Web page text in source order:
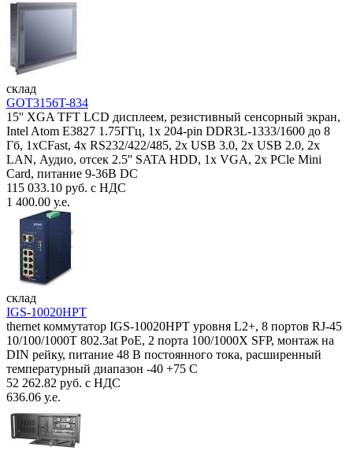
склад
GOT3156T-834
15'' XGA TFT LCD дисплеем, резистивный сенсорный экран,
Intel Atom E3827 1.75ГГц, 1x 204-pin DDR3L-1333/1600 до 8
Гб, 1xCFast, 4x RS232/422/485, 2x USB 3.0, 2x USB 2.0, 2x
LAN, Аудио, отсек 2.5'' SATA HDD, 1x VGA, 2x PCle Mini
Card, питание 9-36В DC
115 033.10 руб. с НДС
1 400.00 у.е.
склад
IGS-10020HPT
thernet коммутатор IGS-10020HPT уровня L2+, 8 портов RJ-45
10/100/1000T 802.3at PoE, 2 порта 100/1000X SFP, монтаж на
DIN рейку, питание 48 В постоянного тока, расширенный
температурный диапазон -40 +75 С
52 262.82 руб. с НДС
636.06 у.е.